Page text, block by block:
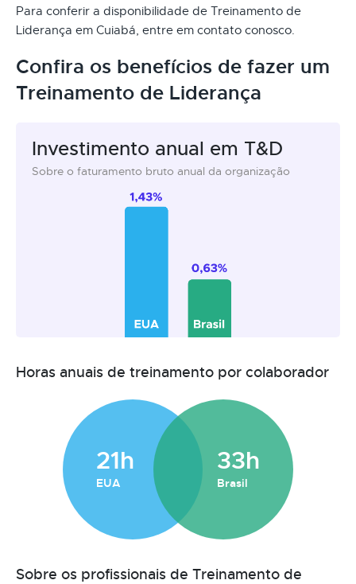
Para conferir a disponibilidade de Treinamento de
Liderança em Cuiabá, entre em contato conosco.
Confira os benefícios de fazer um
Treinamento de Liderança
Investimento anual em T&D
Sobre o faturamento bruto anual da organização
Horas anuais de treinamento por colaborador
21h
EUA
33h
Brasil
Sobre os profissionais de Treinamento de